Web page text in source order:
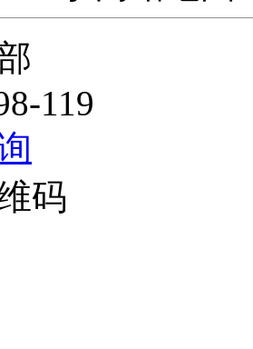
119
码